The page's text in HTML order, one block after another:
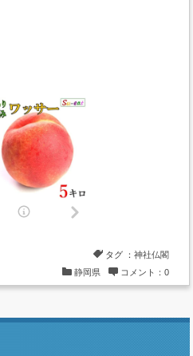
タグ ： 神社仏閣
静岡県
コメント：0